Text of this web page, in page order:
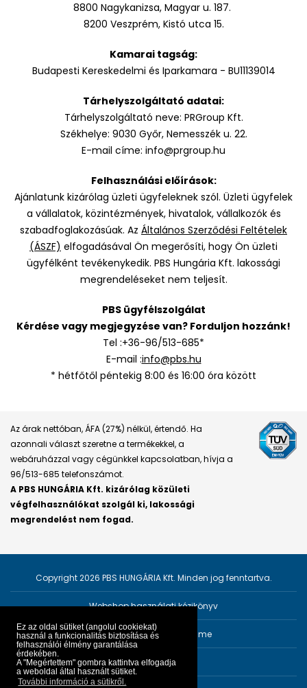
Ez az oldal sütiket (angolul cookiekat)
használ a funkcionalitás biztosítása és
felhasználói élmény garantálása
érdekében.
A "Megértettem" gombra kattintva elfogadja
a weboldal által használt sütiket.
További információ a sütikről.
8800 Nagykanizsa, Magyar u. 187.
8200 Veszprém, Kistó utca 15.
Kamarai tagság:
Budapesti Kereskedelmi és Iparkamara - BU11139014
Tárhelyszolgáltató adatai:
Tárhelyszolgáltató neve: PRGroup Kft.
Székhelye: 9030 Győr, Nemesszék u. 22.
E-mail címe: info@prgroup.hu
Felhasználási előírások:
Ajánlatunk kizárólag üzleti ügyfeleknek szól. Üzleti ügyfelek
a vállalatok, közintézmények, hivatalok, vállalkozók és
szabadfoglakozásúak. Az Általános Szerződési Feltételek
(ÁSZF) elfogadásával Ön megerősíti, hogy Ön üzleti
ügyfélként tevékenykedik. PBS Hungária Kft. lakossági
megrendeléseket nem teljesít.
PBS ügyfélszolgálat
Kérdése vagy megjegyzése van? Forduljon hozzánk!
Tel :+36-96/513-685*
E-mail :info@pbs.hu
* hétfőtől péntekig 8:00 és 16:00 óra között
Az árak nettóban, ÁFA (27%) nélkül, értendő. Ha
azonnali választ szeretne a termékekkel, a
webáruházzal vagy cégünkkel kapcsolatban, hívja a
96/513-685 telefonszámot.
A PBS HUNGÁRIA Kft. kizárólag közületi
végfelhasználókat szolgál ki, lakossági
megrendelést nem fogad.
Copyright 2026 PBS HUNGÁRIA Kft. Minden jog fenntartva.
Webshop használati kézikönyv
Személyes adatok védelme
Impresszum